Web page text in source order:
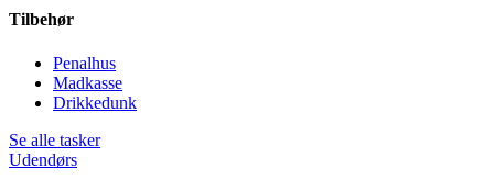
Tilbehør
Penalhus
Madkasse
Drikkedunk
Se alle tasker
Udendørs